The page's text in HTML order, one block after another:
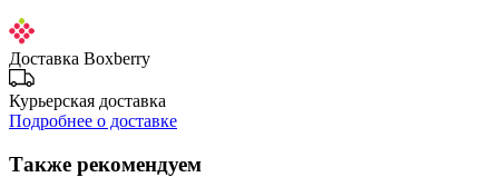
Доставка Boxberry
Курьерская доставка
Подробнее о доставке
Также рекомендуем